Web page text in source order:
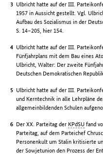
Ulbricht hatte auf der III.
1957 in Aussicht gestellt. Vgl.
Aufbau des Sozialismus in der
S. 14–205, hier 154.
Ulbricht hatte auf der III.
Fünfjahrplans mit dem Bau eines
Ulbricht, Walter: Der zweite
Deutschen Demokratischen
Ulbricht hatte auf der III.
und Kerntechnik in alle Lehrpläne
allgemeinbildenden Schulen
Der XX. Parteitag der KPdSU fand
Parteitag, auf dem Parteichef
Personenkult um Stalin kritisierte
der Sowjetunion den Prozess der